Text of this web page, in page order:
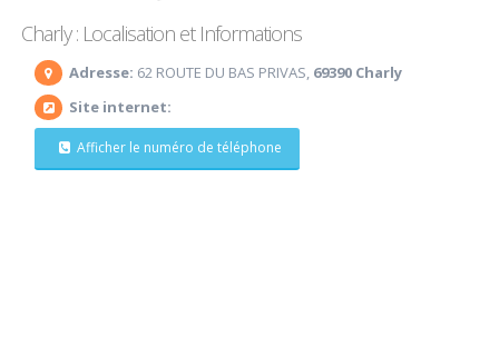
Charly : Localisation et Informations
Adresse: 62 ROUTE DU BAS PRIVAS, 69390 Charly
Site internet:
Afficher le numéro de téléphone